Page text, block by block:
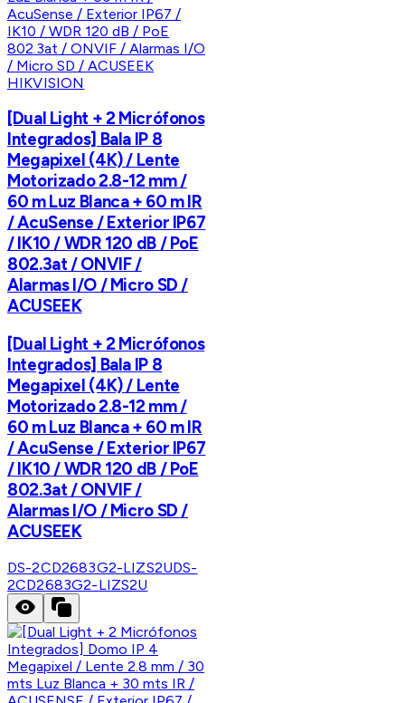
HIKVISION
[Dual Light + 2 Micrófonos
Integrados] Bala IP 8
Megapixel (4K) / Lente
Motorizado 2.8-12 mm /
60 m Luz Blanca + 60 m IR
/ AcuSense / Exterior IP67
/ IK10 / WDR 120 dB / PoE
802.3at / ONVIF /
Alarmas I/O / Micro SD /
ACUSEEK
[Dual Light + 2 Micrófonos
Integrados] Bala IP 8
Megapixel (4K) / Lente
Motorizado 2.8-12 mm /
60 m Luz Blanca + 60 m IR
/ AcuSense / Exterior IP67
/ IK10 / WDR 120 dB / PoE
802.3at / ONVIF /
Alarmas I/O / Micro SD /
ACUSEEK
DS-2CD2683G2-LIZS2UDS-
2CD2683G2-LIZS2U